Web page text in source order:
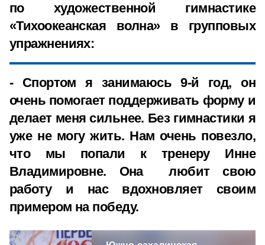
по художественной гимнастике
«Тихоокеанская волна» в групповых
упражнениях:
- Спортом я занимаюсь 9-й год, он
очень помогает поддерживать форму и
делает меня сильнее. Без гимнастики я
уже не могу жить. Нам очень повезло,
что мы попали к тренеру Инне
Владимировне. Она любит свою
работу и нас вдохновляет своим
примером на победу.